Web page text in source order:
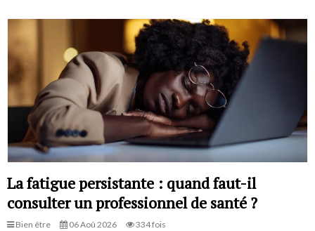
La fatigue persistante : quand faut-il
consulter un professionnel de santé ?
Bien être 06 Aoû 2026 334 fois